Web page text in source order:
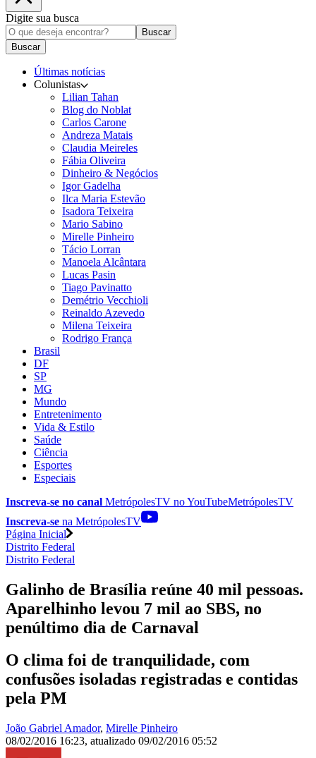
Digite sua busca
Buscar
Buscar
Últimas notícias
Colunistas
Lilian Tahan
Blog do Noblat
Carlos Carone
Andreza Matais
Claudia Meireles
Fábia Oliveira
Dinheiro & Negócios
Igor Gadelha
Ilca Maria Estevão
Isadora Teixeira
Mario Sabino
Mirelle Pinheiro
Tácio Lorran
Manoela Alcântara
Lucas Pasin
Tiago Pavinatto
Demétrio Vecchioli
Reinaldo Azevedo
Milena Teixeira
Rodrigo França
Brasil
DF
SP
MG
Mundo
Entretenimento
Vida & Estilo
Saúde
Ciência
Esportes
Especiais
Inscreva-se no canal MetrópolesTV noYouTubeMetrópolesTV
Inscreva-se na MetrópolesTV
Página Inicial
Distrito Federal
Distrito Federal
Galinho de Brasília reúne 40 mil pessoas.
Aparelhinho levou 7 mil ao SBS, no
penúltimo dia de Carnaval
O clima foi de tranquilidade, com
confusões isoladas registradas e contidas
pela PM
João Gabriel Amador, Mirelle Pinheiro
08/02/2016 16:23, atualizado 09/02/2016 05:52